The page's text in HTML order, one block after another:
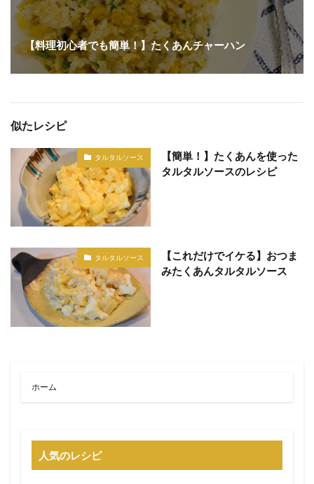
【料理初心者でも簡単！】たくあんチャーハン
似たレシピ
タルタルソース
【簡単！】たくあんを使った
タルタルソースのレシピ
タルタルソース
【これだけでイケる】おつま
みたくあんタルタルソース
ホーム
人気のレシピ